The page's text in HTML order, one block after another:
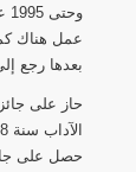
عمل هناك
بعدها رجع
حاز على
الآداب سنة 1998
حصل على